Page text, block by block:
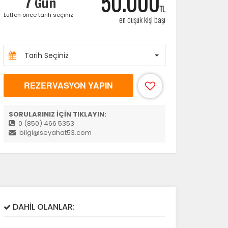
Lütfen önce tarih seçiniz
TL
en düşük kişi başı
Tarih Seçiniz
REZERVASYON YAPIN
SORULARINIZ İÇİN TIKLAYIN:
0 (850) 466 5353
bilgi@seyahat53.com
DAHİL OLANLAR: